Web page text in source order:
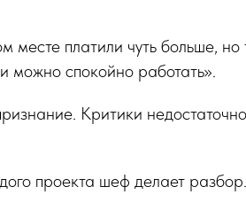
месте платили чуть больше,
можно спокойно работать».
Критики
проекта шеф делает